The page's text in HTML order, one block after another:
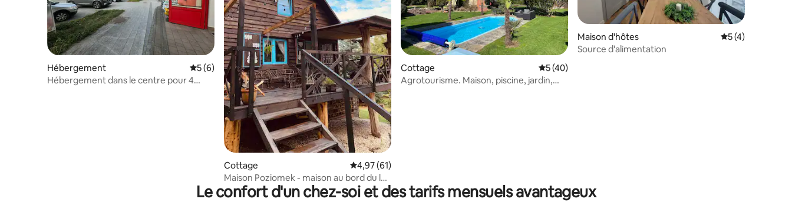
Hébergement Évaluation moyenne sur la base de 6 commentaires : 5 sur 5
5 (6)
Hébergement dans le centre pour 4
Cottage Évaluation moyenne sur la base de 61 commentaires : 4,97 sur 5
4,97 (61)
Maison Poziomek - maison au bord du lac
Chańcza.
Cottage Évaluation moyenne sur la base de 40 commentaires : 5 sur 5
5 (40)
Agrotourisme. Maison, piscine, jardin,
Maison d'hôtes Évaluation
5 (4)
Source d'alimentation
Le confort d'un chez-soi et des tarifs mensuels avantageux